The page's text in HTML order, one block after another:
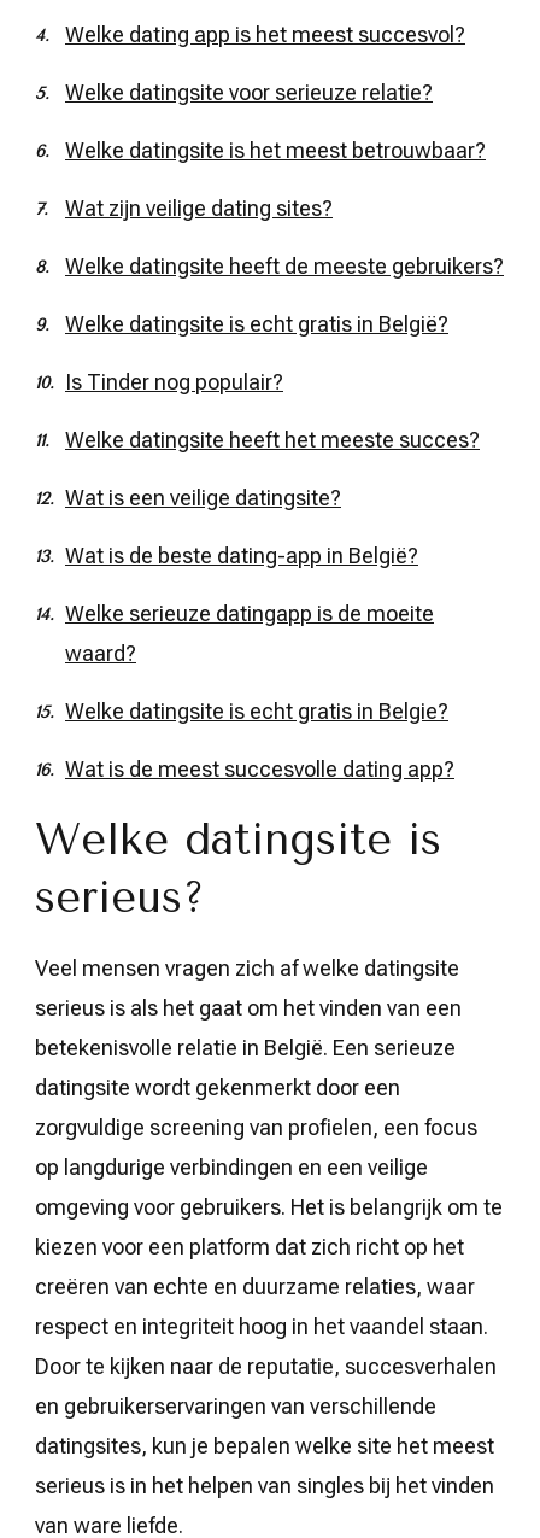
Welke dating app is het meest succesvol?
Welke datingsite voor serieuze relatie?
Welke datingsite is het meest betrouwbaar?
Wat zijn veilige dating sites?
Welke datingsite heeft de meeste gebruikers?
Welke datingsite is echt gratis in België?
Is Tinder nog populair?
Welke datingsite heeft het meeste succes?
Wat is een veilige datingsite?
Wat is de beste dating-app in België?
Welke serieuze datingapp is de moeite
waard?
Welke datingsite is echt gratis in Belgie?
Wat is de meest succesvolle dating app?
Welke datingsite is
serieus?
Veel mensen vragen zich af welke datingsite
serieus is als het gaat om het vinden van een
betekenisvolle relatie in België. Een serieuze
datingsite wordt gekenmerkt door een
zorgvuldige screening van profielen, een focus
op langdurige verbindingen en een veilige
omgeving voor gebruikers. Het is belangrijk om te
kiezen voor een platform dat zich richt op het
creëren van echte en duurzame relaties, waar
respect en integriteit hoog in het vaandel staan.
Door te kijken naar de reputatie, succesverhalen
en gebruikerservaringen van verschillende
datingsites, kun je bepalen welke site het meest
serieus is in het helpen van singles bij het vinden
van ware liefde.